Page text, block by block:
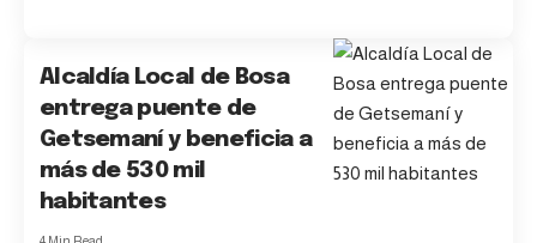
Alcaldía Local de Bosa
entrega puente de
Getsemaní y beneficia a
más de 530 mil
habitantes